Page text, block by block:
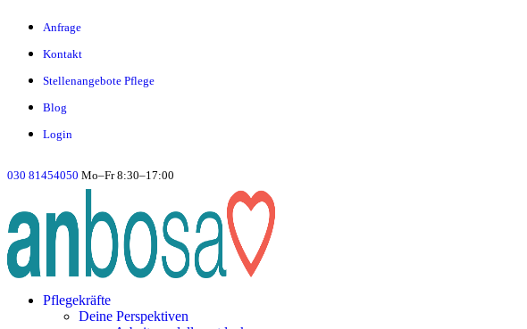
Anfrage
Kontakt
Stellenangebote Pflege
Blog
Login
030 81454050 Mo–Fr 8:30–17:00
Pflegekräfte
Deine Perspektiven